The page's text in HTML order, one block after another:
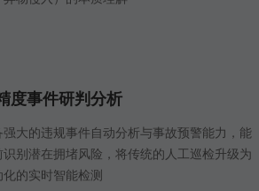
度事件研判分析
强大的违规事件自动分析与事故预警能力，能
识别潜在拥堵风险，将传统的人工巡检升级为
化的实时智能检测